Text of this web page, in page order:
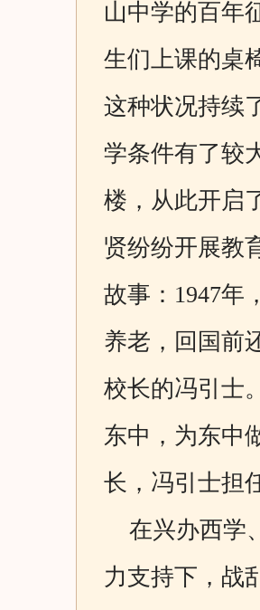
山中学的百年
生们上课的桌
这种状况持续
学条件有了较
楼，从此开启
贤纷纷开展教
故事：1947年
养老，回国前
校长的冯引士
东中，为东中
长，冯引士担
在兴办西学
力支持下，战